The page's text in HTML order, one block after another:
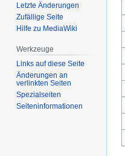
Letzte Änderungen
Zufällige Seite
Hilfe zu MediaWiki
Werkzeuge
Links auf diese Seite
Änderungen an
verlinkten Seiten
Spezialseiten
Seiten­informationen